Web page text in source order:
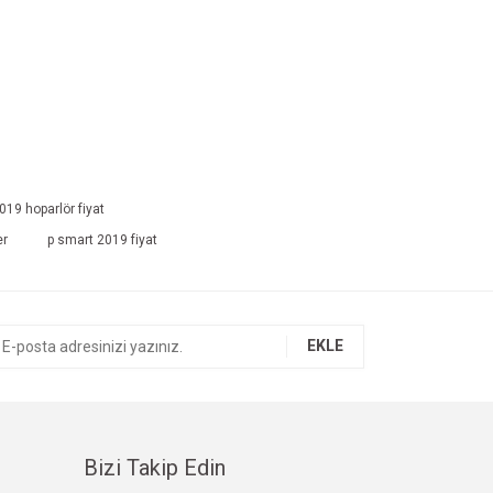
hoparlör fiyat
p smart 2019 fiyat
EKLE
Bizi Takip Edin